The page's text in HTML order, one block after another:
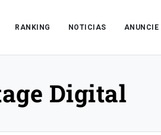
RANKING NOTICIAS ANUNCIE
Digital